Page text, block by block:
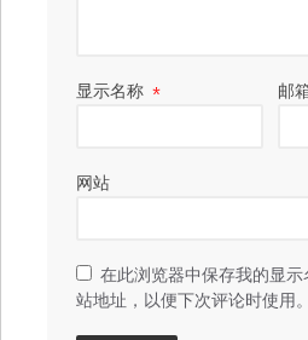
显示名称 * 邮
网站
在此浏览器中保存我的显示
站地址，以便下次评论时使用。